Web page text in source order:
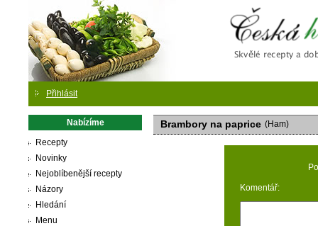
Přihlásit
Nabízíme
Recepty
Novinky
Nejoblíbenější recepty
Názory
Hledání
Menu
Brambory na paprice (Ham)
Komentář: